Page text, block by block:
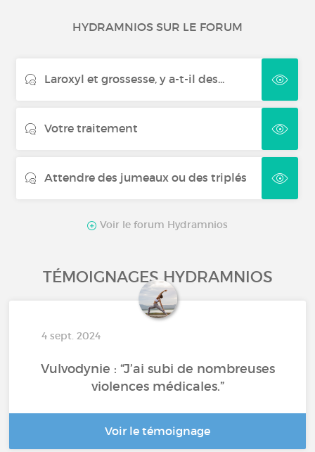
Infertilité
Dysménorrhée
Grossesse difficile
Fausse couche
HYDRAMNIOS SUR LE FORUM
Laroxyl et grossesse, y a-t-il des...
Votre traitement
Attendre des jumeaux ou des triplés
Voir le forum Hydramnios
TÉMOIGNAGES HYDRAMNIOS
4 sept. 2024
Vulvodynie : “J’ai subi de nombreuses
violences médicales.”
Voir le témoignage